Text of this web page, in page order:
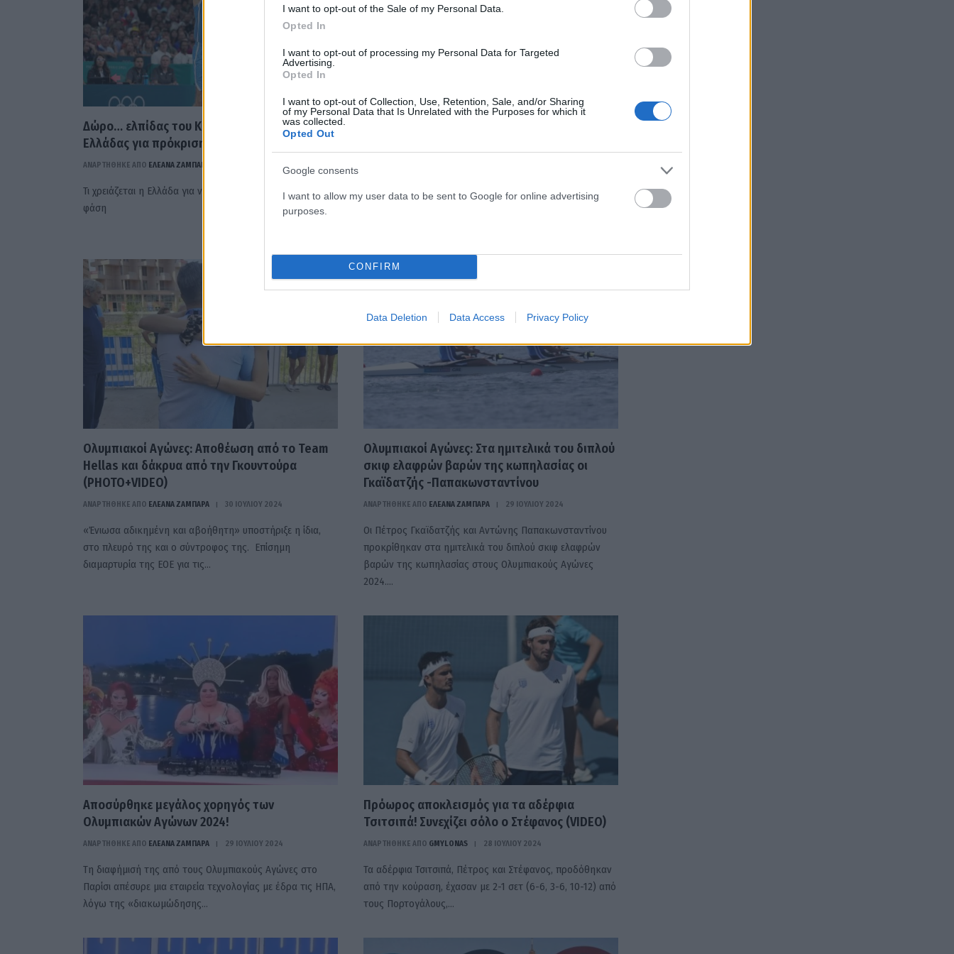
I want to opt-out of the Sale of my Personal Data.
Opted In
I want to opt-out of processing my Personal Data for Targeted
Advertising.
Opted In
I want to opt-out of Collection, Use, Retention, Sale, and/or Sharing
of my Personal Data that Is Unrelated with the Purposes for which it
was collected.
Opted Out
Google consents
I want to allow my user data to be sent to Google for online advertising
purposes.
CONFIRM
Data Deletion Data Access Privacy Policy
Δώρο… ελπίδας του Καναδά στην Εθνική
Ελλάδας για πρόκριση (VIDEO)
ΑΝΑΡΤΗΘΗΚΕ ΑΠΟ ΕΛΕΑΝΑ ΖΑΜΠΑΡΑ
Τι χρειάζεται η Ελλάδα για να προκριθεί στην επόμενη
φάση
Για έντονο πόνο στα πλευρά παραπονέθηκε ο Νικ
Ολυμπιακοί Αγώνες: Αποθέωση από το Team
Hellas και δάκρυα από την Γκουντούρα
(PHOTO+VIDEO)
ΑΝΑΡΤΗΘΗΚΕ ΑΠΟ ΕΛΕΑΝΑ ΖΑΜΠΑΡΑ 30 ΙΟΥΛΊΟΥ 2024
«Ένιωσα αδικημένη και αβοήθητη» υποστήριξε η ίδια,
στο πλευρό της και ο σύντροφος της. Επίσημη
διαμαρτυρία της ΕΟΕ για τις…
Ολυμπιακοί Αγώνες: Στα ημιτελικά του διπλού
σκιφ ελαφρών βαρών της κωπηλασίας οι
Γκαϊδατζής -Παπακωνσταντίνου
ΑΝΑΡΤΗΘΗΚΕ ΑΠΟ ΕΛΕΑΝΑ ΖΑΜΠΑΡΑ 29 ΙΟΥΛΊΟΥ 2024
Οι Πέτρος Γκαϊδατζής και Αντώνης Παπακωνσταντίνου
προκρίθηκαν στα ημιτελικά του διπλού σκιφ ελαφρών
βαρών της κωπηλασίας στους Ολυμπιακούς Αγώνες
2024.…
Αποσύρθηκε μεγάλος χορηγός των
Ολυμπιακών Αγώνων 2024!
ΑΝΑΡΤΗΘΗΚΕ ΑΠΟ ΕΛΕΑΝΑ ΖΑΜΠΑΡΑ 29 ΙΟΥΛΊΟΥ 2024
Τη διαφήμισή της από τους Ολυμπιακούς Αγώνες στο
Παρίσι απέσυρε μια εταιρεία τεχνολογίας με έδρα τις ΗΠΑ,
λόγω της «διακωμώδησης…
Πρόωρος αποκλεισμός για τα αδέρφια
Τσιτσιπά! Συνεχίζει σόλο ο Στέφανος (VIDEO)
ΑΝΑΡΤΗΘΗΚΕ ΑΠΟ GMYLONAS 28 ΙΟΥΛΊΟΥ 2024
Τα αδέρφια Τσιτσιπά, Πέτρος και Στέφανος, προδόθηκαν
από την κούραση, έχασαν με 2-1 σετ (6-6, 3-6, 10-12) από
τους Πορτογάλους,…